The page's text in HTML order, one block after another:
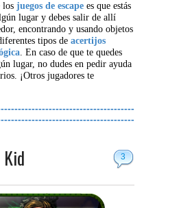
los juegos de escape es que estás
lugar y debes salir de allí
encontrando y usando objetos
tipos de acertijos
. En caso de que te quedes
lugar, no dudes en pedir ayuda
¡Otros jugadores te
3